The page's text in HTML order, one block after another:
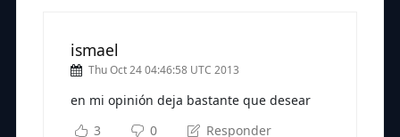
ismael
Thu Oct 24 04:46:58 UTC 2013
en mi opinión deja bastante que desear
3
0 Responder